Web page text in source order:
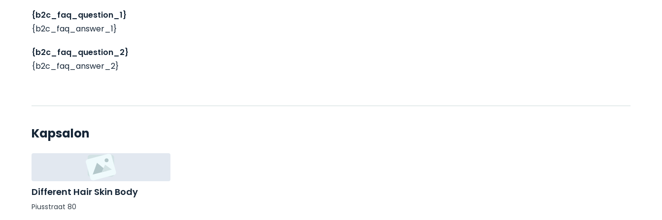
{b2c_faq_question_1}
{b2c_faq_answer_1}
{b2c_faq_question_2}
{b2c_faq_answer_2}
Kapsalon
Different Hair Skin Body
Piusstraat 80